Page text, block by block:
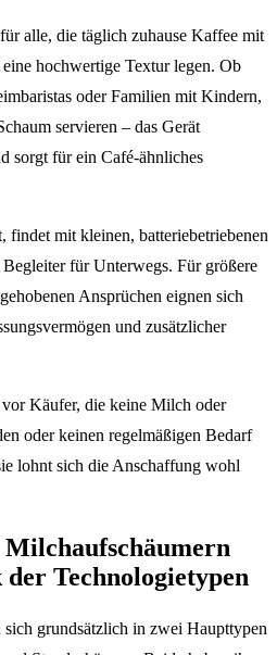
alle, die täglich zuhause Kaffee mit
hochwertige Textur legen. Ob
oder Familien mit Kindern,
servieren – das Gerät
sorgt für ein Café-ähnliches
findet mit kleinen, batteriebetriebenen
Begleiter für Unterwegs. Für größere
Ansprüchen eignen sich
und zusätzlicher
Käufer, die keine Milch oder
oder keinen regelmäßigen Bedarf
lohnt sich die Anschaffung wohl
Technologietypen
grundsätzlich in zwei Haupttypen